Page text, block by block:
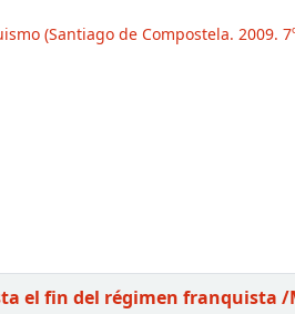
(Santiago de Compostela. 2009.
el fin del régimen franquista /